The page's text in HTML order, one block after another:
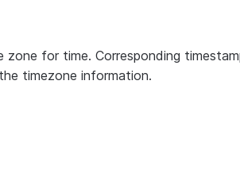
zone for time. Corresponding
timezone information.